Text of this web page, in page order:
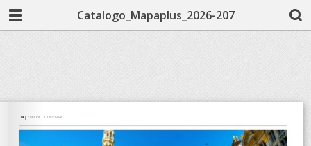
Catalogo_Mapaplus_2026-207